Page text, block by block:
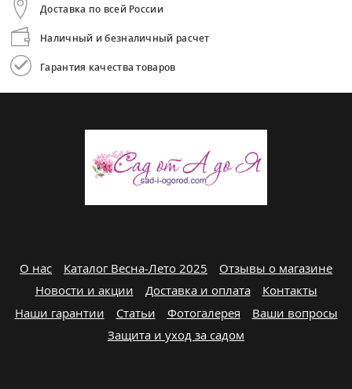
Доставка по всей России
Наличный и безналичный расчет
Гарантия качества товаров
О нас Каталог Весна-Лето 2025
Отзывы о магазине
Новости и акции
Доставка и оплата
Контакты
Наши гарантии
Статьи Фотогалерея
Ваши вопросы
Защита и уход за садом